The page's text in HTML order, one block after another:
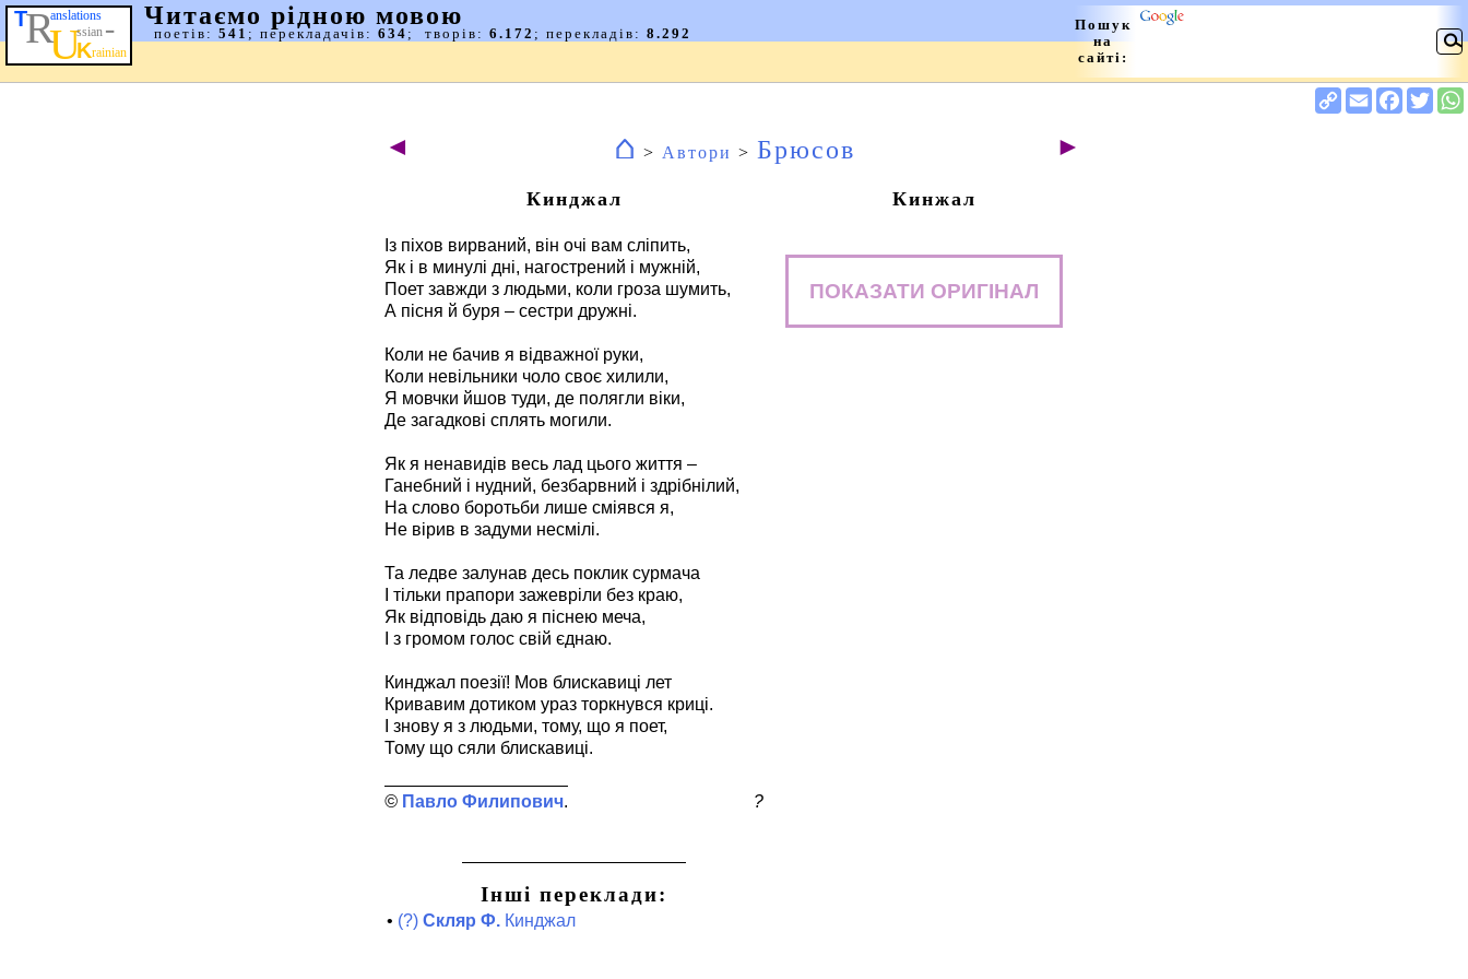
◄ ⌂ > Автори > Брюсов ►
Кинджал
Із піхов вирваний, він очі вам сліпить,
Як і в минулі дні, нагострений і мужній,
Поет завжди з людьми, коли гроза шумить,
А пісня й буря – сестри дружні.
Коли не бачив я відважної руки,
Коли невільники чоло своє хилили,
Я мовчки йшов туди, де полягли віки,
Де загадкові сплять могили.
Як я ненавидів весь лад цього життя –
Ганебний і нудний, безбарвний і здрібнілий,
На слово боротьби лише сміявся я,
Не вірив в задуми несмілі.
Та ледве залунав десь поклик сурмача
І тільки прапори зажевріли без краю,
Як відповідь даю я піснею меча,
І з громом голос свій єднаю.
Кинджал поезії! Мов блискавиці лет
Кривавим дотиком ураз торкнувся криці.
І знову я з людьми, тому, що я поет,
Тому що сяли блискавиці.
Павло Филипович ?
Інші переклади:
• (?) Скляр Ф. Кинджал
Кинжал
ПОКАЗАТИ ОРИГІНАЛ